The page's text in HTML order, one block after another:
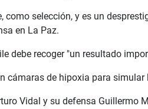
como selección, y es un
en La Paz.
debe recoger "un resultado
cámaras de hipoxia para
Vidal y su defensa Guillermo